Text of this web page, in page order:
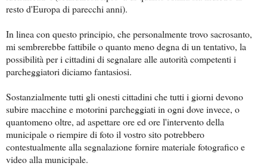
resto d'Europa di parecchi anni).
In linea con questo principio, che personalmente trovo sacrosanto,
mi sembrerebbe fattibile o quanto meno degna di un tentativo, la
possibilità per i cittadini di segnalare alle autorità competenti i
parcheggiatori diciamo fantasiosi.
Sostanzialmente tutti gli onesti cittadini che tutti i giorni devono
subire macchine e motorini parcheggiati in ogni dove invece, o
quantomeno oltre, ad aspettare ore ed ore l'intervento della
municipale o riempire di foto il vostro sito potrebbero
contestualmente alla segnalazione fornire materiale fotografico e
video alla municipale.